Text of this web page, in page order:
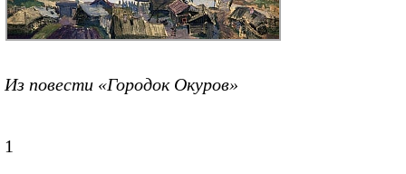
Из повести «Городок Окуров»
1